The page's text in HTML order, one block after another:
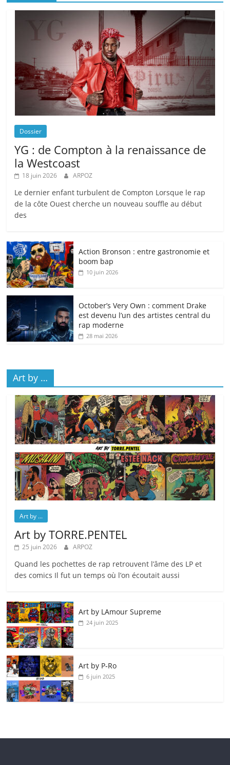
Dossier
YG : de Compton à la renaissance de
la Westcoast
18 juin 2026 ARPOZ
Le dernier enfant turbulent de Compton Lorsque le rap
de la côte Ouest cherche un nouveau souffle au début
des
Action Bronson : entre gastronomie et
boom bap
10 juin 2026
October’s Very Own : comment Drake
est devenu l’un des artistes central du
rap moderne
28 mai 2026
Art by …
Art by ...
Art by TORRE.PENTEL
25 juin 2026 ARPOZ
Quand les pochettes de rap retrouvent l’âme des LP et
des comics Il fut un temps où l’on écoutait aussi
Art by LAmour Supreme
24 juin 2025
Art by P‑Ro
6 juin 2025